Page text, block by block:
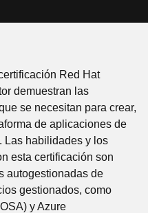
Red Hat
demuestran las
se necesitan para crear,
de aplicaciones de
. Las habilidades y los
esta certificación son
autogestionadas de
gestionados, como
y Azure